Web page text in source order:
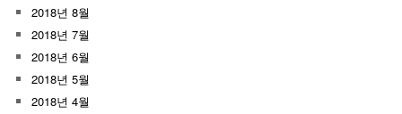
2018년 8월
2018년 7월
2018년 6월
2018년 5월
2018년 4월